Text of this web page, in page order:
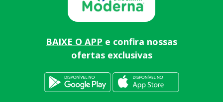
BAIXE O APP e confira nossas
ofertas exclusivas